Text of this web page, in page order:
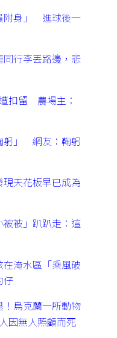
附身」 進球後一
行李丟路邊，悲
扣留 農場主：
躬」 網友：鞠躬
天花板早已成為
被」趴趴走：這
淹水區「乘風破
仔
烏克蘭一所動物
因無人照顧而死